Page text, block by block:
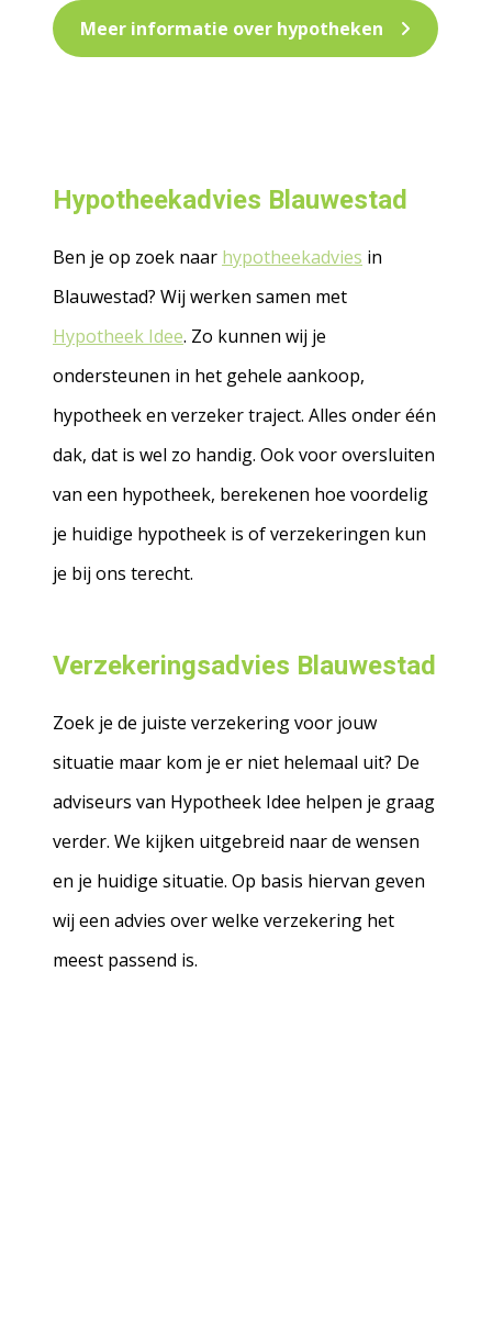
Meer informatie over hypotheken
Hypotheekadvies Blauwestad
Ben je op zoek naar hypotheekadvies in
Blauwestad? Wij werken samen met
Hypotheek Idee. Zo kunnen wij je
ondersteunen in het gehele aankoop,
hypotheek en verzeker traject. Alles onder één
dak, dat is wel zo handig. Ook voor oversluiten
van een hypotheek, berekenen hoe voordelig
je huidige hypotheek is of verzekeringen kun
je bij ons terecht.
Verzekeringsadvies Blauwestad
Zoek je de juiste verzekering voor jouw
situatie maar kom je er niet helemaal uit? De
adviseurs van Hypotheek Idee helpen je graag
verder. We kijken uitgebreid naar de wensen
en je huidige situatie. Op basis hiervan geven
wij een advies over welke verzekering het
meest passend is.